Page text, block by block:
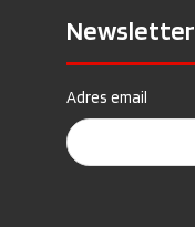
Newsletter
Adres email